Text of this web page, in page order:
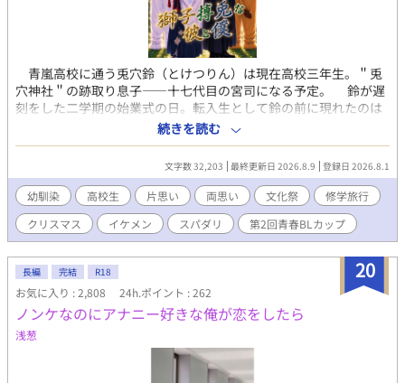
青嵐高校に通う兎穴鈴（とけつりん）は現在高校三年生。＂兎
穴神社＂の跡取り息子——十七代目の宮司になる予定。 鈴が遅
刻をした二学期の始業式の日。転入生として鈴の前に現れたのは
獅子原聖（ししはらせい）。 聖は鈴の幼馴染で＂ひかりのルー
テル教会＂の跡取り息子。十年ぶりの再会を喜ぶ聖は突然鈴を抱
き締める。 十年前の幼かった日。鈴は聖にほのかな想いを寄せ
ていた。そして十年ぶりの再会。聖は鈴の事を好きだと言い、鈴
も聖を好きだという自分の気持ちを知る。 秋祭り、文化祭、修
学旅行、クリスマス。そして受験。高校生活の中、鈴の片思いは
両思いに変わっていく。だけど簡単には進まない二人の関係。鈴
と聖が＂好き＂を越える＂愛＂を手に入れるまでの六ヶ月。 # 獅
子搏兎（ししはくと）……ライオンは小さなウサギを捕まえる時
でも全力を尽くす事から、何事にも手を抜かず全力で尽くす事の
例え。 # 全30話。 # 表紙絵・挿絵はAI生成です。 # 第2回青春BL
カップ参加中！ 応援・投票お願いします！ # お気に入り登録・
感想、お願いします！ 励みになります！ # 「ラジカルな君 ロジ
カルな僕」もよろしくお願いします。
続きを読む
文字数 32,203 最終更新日 2026.8.9 登録日 2026.8.1
幼馴染 高校生 片思い 両思い 文化祭
修学旅行
クリスマス
イケメン スパダリ 第2回青春BLカップ
20
長編 完結 R18
お気に入り : 2,808 24h.ポイント : 262
ノンケなのにアナニー好きな俺が恋をしたら
浅葱